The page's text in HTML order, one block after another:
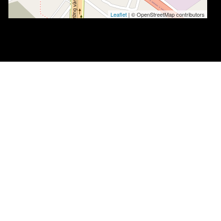
Leaflet| © OpenStreetMap contributors